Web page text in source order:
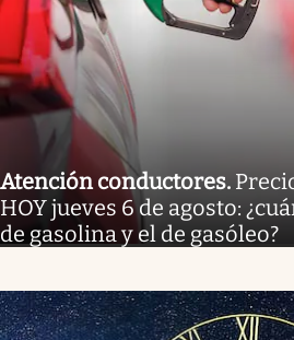
Atención conductores.
HOY jueves 6 de agosto:
de gasolina y el de gasóleo?